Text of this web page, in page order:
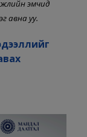
эмчид
авна уу.